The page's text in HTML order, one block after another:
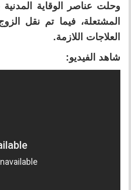
وحلت عناصر الوقاية
المشتعلة، فيما تم نقل
العلاجات اللازمة.
شاهد الفيديو: